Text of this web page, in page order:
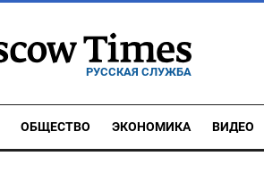
РУССКАЯ СЛУЖБА
ОБЩЕСТВО ЭКОНОМИКА ВИДЕО